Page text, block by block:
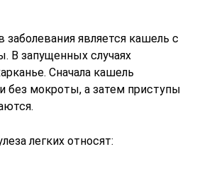
является кашель с
В запущенных случаях
Сначала кашель
без мокроты, а затем приступы
легких относят: